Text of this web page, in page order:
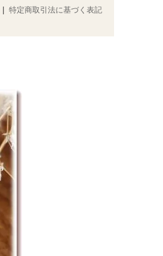
特定商取引法に基づく表記